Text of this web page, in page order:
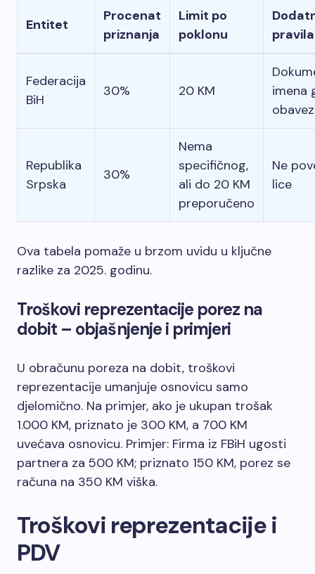
Entitet
Procenat
priznanja
Limit po
poklonu
pravila
Federacija
BiH
30% 20 KM
imena
Republika
Srpska
30%
Nema
specifičnog,
ali do 20 KM
preporučeno
Ne
lice
Ova tabela pomaže u brzom uvidu u ključne
razlike za 2025. godinu.
Troškovi reprezentacije porez na
dobit – objašnjenje i primjeri
U obračunu poreza na dobit, troškovi
reprezentacije umanjuje osnovicu samo
djelomično. Na primjer, ako je ukupan trošak
1.000 KM, priznato je 300 KM, a 700 KM
uvećava osnovicu. Primjer: Firma iz FBiH ugosti
partnera za 500 KM; priznato 150 KM, porez se
računa na 350 KM viška.
Troškovi reprezentacije i
PDV